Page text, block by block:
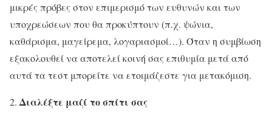
μικρές πρόβες στον επιμερισμό των ευθυνών και των
υποχρεώσεων που θα προκύπτουν (π.χ. ψώνια,
καθάρισμα, μαγείρεμα, λογαριασμοί…). Όταν η συμβίωση
εξακολουθεί να αποτελεί κοινή σας επιθυμία μετά από
αυτά τα τεστ μπορείτε να ετοιμάζεστε για μετακόμιση.
Διαλέξτε μαζί το σπίτι σας